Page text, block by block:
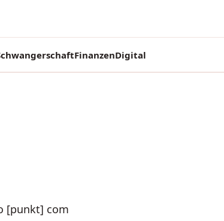
FinanzenDigital
[punkt] com